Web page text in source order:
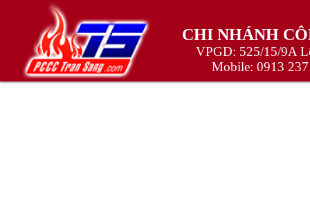
CHI NHÁNH
VPGD: 525/15/9A
Mobile: 0913